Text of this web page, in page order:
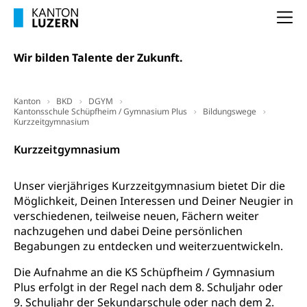
Wir bilden Talente der Zukunft.
Kanton BKD
DGYM
Kantonsschule Schüpfheim / Gymnasium Plus
Bildungswege
Kurzzeitgymnasium
Kurzzeitgymnasium
Unser vierjähriges Kurzzeitgymnasium bietet Dir die
Möglichkeit, Deinen Interessen und Deiner Neugier in
verschiedenen, teilweise neuen, Fächern weiter
nachzugehen und dabei Deine persönlichen
Begabungen zu entdecken und weiterzuentwickeln.
Die Aufnahme an die KS Schüpfheim / Gymnasium
Plus erfolgt in der Regel nach dem 8. Schuljahr oder
9. Schuljahr der Sekundarschule oder nach dem 2.
Arbeitslosigkeit und Stellensuche (WAS
selbständig Erwerbender, Freiberufler
Luzern
Dienststelle Steuern - Wissenswertes
Selbständige (WAS Luzern)
Frühpensionierung, Altersrente, berufliche
AHV-Altersrente (WAS Luzern)
LUPK - Luzerner Pensionskasse
Altersvorsorge (gruezi.lu.ch)
Bildung und Forschung
Forschungsförderung, Wissenschaftsmarketing,
Wissenschaft, Forschung, Entwicklung, Projekte
Pilotprojekte Klima
Innovative Projekte Landwirtschaft und
Wald
Projektförderung Universität Luzern unilu
Erwachsenenbildung und Weiterbildung
Umschulung, zweiter Bildungsweg,
Nachdiplomstudium, Zusatzlehre, Höhere
Berufsbildung, Berufsmatura nach Lehre,
Neuorientierung, Grundkompetenzen,
Berufsberatung, Standortbestimmung,